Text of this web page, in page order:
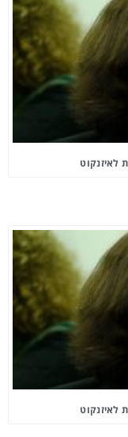
לאיזנקוט
לאיזנקוט